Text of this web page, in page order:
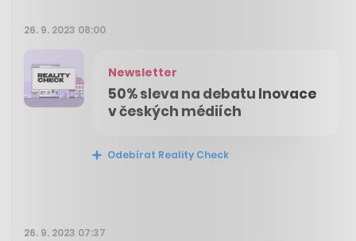
26. 9. 2023 08:00
Newsletter
50% sleva na debatu Inovace
v českých médiích
Odebírat Reality Check
26. 9. 2023 07:37